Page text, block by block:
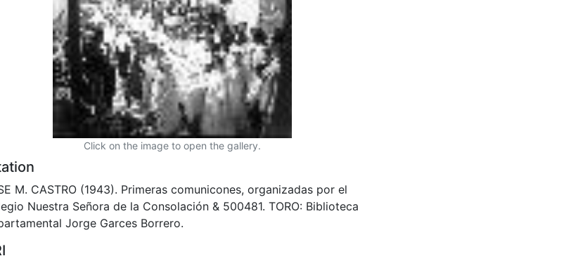
Click on the image to open the gallery.
M. CASTRO (1943). Primeras comunicones, organizadas por el
Nuestra Señora de la Consolación & 500481. TORO: Biblioteca
Jorge Garces Borrero.